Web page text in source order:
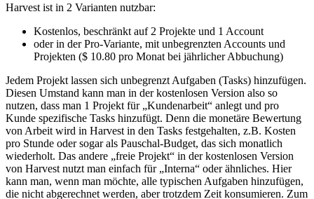
Harvest ist in 2 Varianten nutzbar:
Kostenlos, beschränkt auf 2 Projekte und 1 Account
oder in der Pro-Variante, mit unbegrenzten Accounts und
Projekten ($ 10.80 pro Monat bei jährlicher Abbuchung)
Jedem Projekt lassen sich unbegrenzt Aufgaben (Tasks) hinzufügen.
Diesen Umstand kann man in der kostenlosen Version also so
nutzen, dass man 1 Projekt für „Kundenarbeit“ anlegt und pro
Kunde spezifische Tasks hinzufügt. Denn die monetäre Bewertung
von Arbeit wird in Harvest in den Tasks festgehalten, z.B. Kosten
pro Stunde oder sogar als Pauschal-Budget, das sich monatlich
wiederholt. Das andere „freie Projekt“ in der kostenlosen Version
von Harvest nutzt man einfach für „Interna“ oder ähnliches. Hier
kann man, wenn man möchte, alle typischen Aufgaben hinzufügen,
die nicht abgerechnet werden, aber trotzdem Zeit konsumieren. Zum